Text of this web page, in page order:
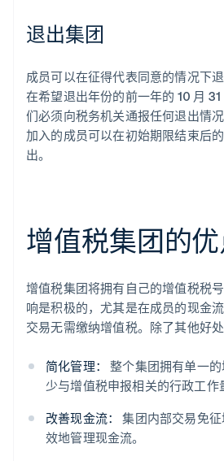
退出集团
成员可以在征得代表同意的情况下
在希望退出年份的前一年的 10 月
们必须向税务机关通报任何退出情
加入的成员可以在初始期限结束后
出。
增值税集团的
增值税集团将拥有自己的增值税税
响是积极的，尤其是在成员的现金
交易无需缴纳增值税。除了其他好
简化管理：
整个集团拥有单一
少与增值税申报相关的行政工作
改善现金流：
集团内部交易免
效地管理现金流。